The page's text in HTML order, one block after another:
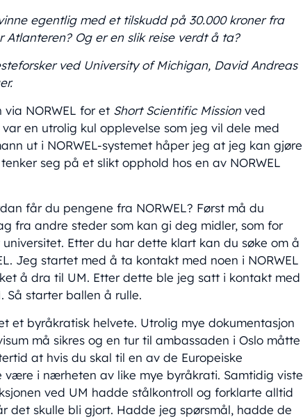
egentlig med et tilskudd på 30.000 kroner fra
Atlanteren? Og er en slik reise verdt å ta?
ved University of Michigan, David Andreas
NORWEL for et Short Scientific Missionved
en utrolig kul opplevelse som jeg vil dele med
ut i NORWEL-systemet håper jeg at jeg kan gjøre
seg på et slikt opphold hos en av NORWEL
får du pengene fra NORWEL? Først må du
fra andre steder som kan gi deg midler, som for
Etter du har dette klart kan du søke om å
Jeg startet med å ta kontakt med noen i NORWEL
å dra til UM. Etter dette ble jeg satt i kontakt med
Så starter ballen å rulle.
et byråkratisk helvete. Utrolig mye dokumentasjon
må sikres og en tur til ambassaden i Oslo måtte
at hvis du skal til en av de Europeiske
være i nærheten av like mye byråkrati. Samtidig viste
ved UM hadde stålkontroll og forklarte alltid
det skulle bli gjort. Hadde jeg spørsmål, hadde de